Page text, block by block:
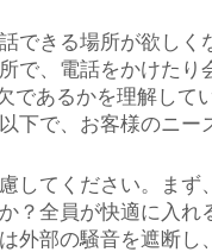
できる場所が欲し
で、電話をかけた
あるかを理解して
で、お客様のニー
してください。まず
？全員が快適に入
外部の騒音を遮断